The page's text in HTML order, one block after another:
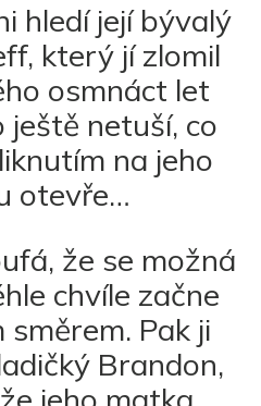
hledí její bývalý
který jí zlomil
osmnáct let
ještě netuší, co
na jeho
otevře…
že se možná
chvíle začne
Pak ji
Brandon,